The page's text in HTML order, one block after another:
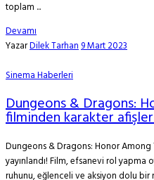
toplam ...
Devamı
YazarDilek Tarhan9 Mart 2023
Sinema Haberleri
Dungeons & Dragons:
filminden karakter
Dungeons & Dragons: Honor
yayınlandı! Film, efsanevi rol yapma
ruhunu, eğlenceli ve aksiyon dolu bir